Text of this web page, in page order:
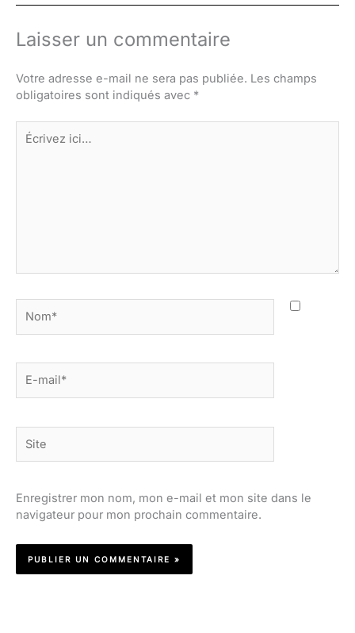
Laisser un commentaire
Votre adresse e-mail ne sera pas publiée. Les champs
obligatoires sont indiqués avec *
Écrivez
ici…
mail*
Enregistrer mon nom, mon e-mail et mon site dans le
navigateur pour mon prochain commentaire.